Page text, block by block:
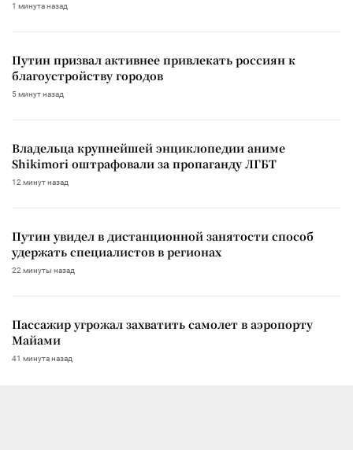
1 минута назад
Путин призвал активнее привлекать россиян к
благоустройству городов
5 минут назад
Владельца крупнейшей энциклопедии аниме
Shikimori оштрафовали за пропаганду ЛГБТ
12 минут назад
Путин увидел в дистанционной занятости способ
удержать специалистов в регионах
22 минуты назад
Пассажир угрожал захватить самолет в аэропорту
Майами
41 минута назад